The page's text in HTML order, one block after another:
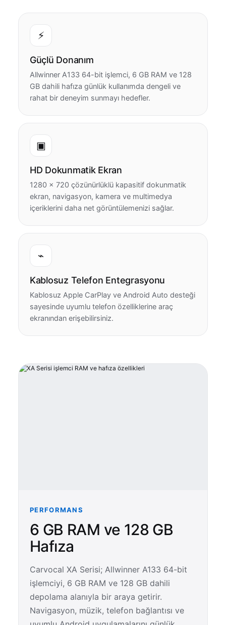
⚡
Güçlü Donanım
Allwinner A133 64-bit işlemci, 6 GB RAM ve 128
GB dahili hafıza günlük kullanımda dengeli ve
rahat bir deneyim sunmayı hedefler.
▣
HD Dokunmatik Ekran
1280 × 720 çözünürlüklü kapasitif dokunmatik
ekran, navigasyon, kamera ve multimedya
içeriklerini daha net görüntülemenizi sağlar.
⌁
Kablosuz Telefon Entegrasyonu
Kablosuz Apple CarPlay ve Android Auto desteği
sayesinde uyumlu telefon özelliklerine araç
ekranından erişebilirsiniz.
PERFORMANS
6 GB RAM ve 128 GB
Hafıza
Carvocal XA Serisi; Allwinner A133 64-bit
işlemciyi, 6 GB RAM ve 128 GB dahili
depolama alanıyla bir araya getirir.
Navigasyon, müzik, telefon bağlantısı ve